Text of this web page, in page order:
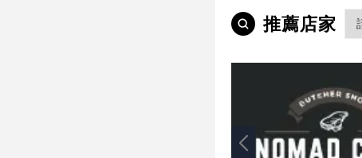
小事卻常常讓人煩惱。像
多、空間不夠，或是遇到
推薦店家